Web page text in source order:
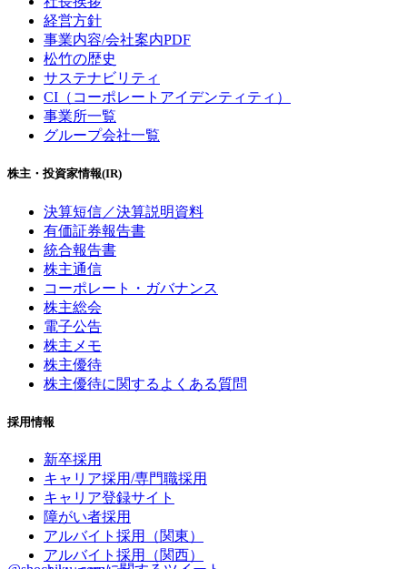
経営方針
事業内容/会社案内PDF
松竹の歴史
サステナビリティ
CI（コーポレートアイデンティティ）
事業所一覧
グループ会社一覧
株主・投資家情報(IR)
決算短信／決算説明資料
有価証券報告書
統合報告書
株主通信
コーポレート・ガバナンス
株主総会
電子公告
株主メモ
株主優待
株主優待に関するよくある質問
採用情報
新卒採用
キャリア採用/専門職採用
キャリア登録サイト
障がい者採用
アルバイト採用（関東）
アルバイト採用（関西）